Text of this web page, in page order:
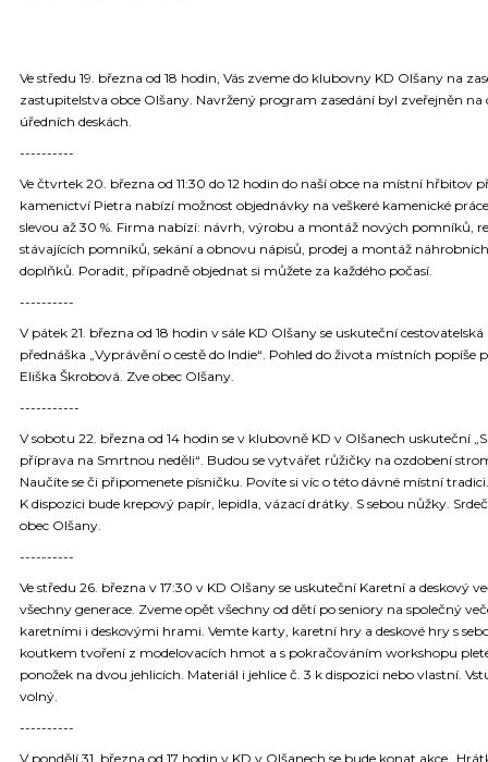
Ve středu 19. března od 18 hodin, Vás zveme do klubovny KD Olšany na
zastupitelstva obce Olšany. Navržený program zasedání byl zveřejněn na
úředních deskách.
----------
Ve čtvrtek 20. března od 11:30 do 12 hodin do naší obce na místní hřbitov
kamenictví Pietra nabízí možnost objednávky na veškeré kamenické
slevou až 30 %. Firma nabízí: návrh, výrobu a montáž nových pomníků,
stávajících pomníků, sekání a obnovu nápisů, prodej a montáž náhrobních
doplňků. Poradit, případně objednat si můžete za každého počasí.
----------
V pátek 21. března od 18 hodin v sále KD Olšany se uskuteční cestovatelská
přednáška „Vyprávění o cestě do Indie“. Pohled do života místních popíše
Eliška Škrobová. Zve obec Olšany.
-----------
V sobotu 22. března od 14 hodin se v klubovně KD v Olšanech uskuteční
příprava na Smrtnou neděli“. Budou se vytvářet růžičky na ozdobení
Naučíte se či připomenete písničku. Povíte si víc o této dávné místní tradici.
K dispozici bude krepový papír, lepidla, vázací drátky. S sebou nůžky.
obec Olšany.
----------
Ve středu 26. března v 17:30 v KD Olšany se uskuteční Karetní a deskový
všechny generace. Zveme opět všechny od dětí po seniory na společný
karetními i deskovými hrami. Vemte karty, karetní hry a deskové hry s
koutkem tvoření z modelovacích hmot a s pokračováním workshopu
ponožek na dvou jehlicích. Materiál i jehlice č. 3 k dispozici nebo vlastní.
volný.
----------
V pondělí 31. března od 17 hodin v KD v Olšanech se bude konat akce